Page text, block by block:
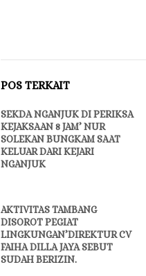
POS TERKAIT
SEKDA NGANJUK DI PERIKSA
KEJAKSAAN 8 JAM’ NUR
SOLEKAN BUNGKAM SAAT
KELUAR DARI KEJARI
NGANJUK
AKTIVITAS TAMBANG
DISOROT PEGIAT
LINGKUNGAN’DIREKTUR CV
FAIHA DILLA JAYA SEBUT
SUDAH BERIZIN.